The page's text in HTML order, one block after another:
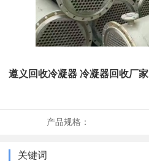
遵义回收冷凝器 冷凝器回收厂家
产品规格：
关键词